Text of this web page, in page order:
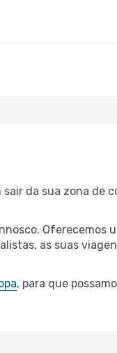
da sua zona de
Oferecemos
as suas
, para que